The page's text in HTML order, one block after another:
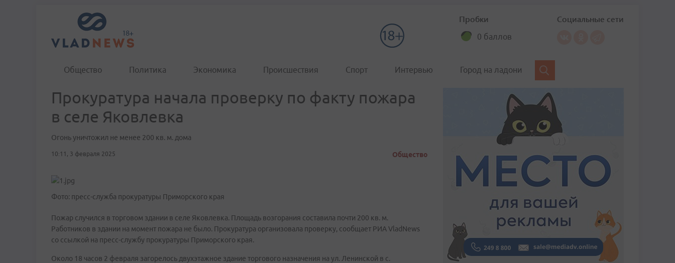
Пробки
0 баллов
Социальные сети
Общество Политика Экономика Происшествия Спорт Интервью Город на ладони
Прокуратура начала проверку по факту пожара
в селе Яковлевка
Огонь уничтожил не менее 200 кв. м. дома
10:11, 3 февраля 2025 Общество
Фото: пресс-служба прокуратуры Приморского края
Пожар случился в торговом здании в селе Яковлевка. Площадь возгорания составила почти 200 кв. м.
Работников в здании на момент пожара не было. Прокуратура организовала проверку, сообщает РИА VladNews
со ссылкой на пресс-службу прокуратуры Приморского края.
Около 18 часов 2 февраля загорелось двухэтажное здание торгового назначения на ул. Ленинской в с.